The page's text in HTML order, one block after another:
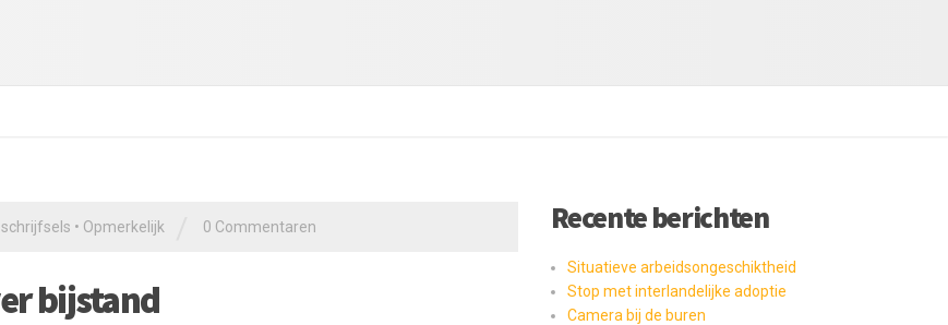
• Opmerkelijk 0 Commentaren
bijstand
Recente berichten
Situatieve arbeidsongeschiktheid
Stop met interlandelijke adoptie
Camera bij de buren